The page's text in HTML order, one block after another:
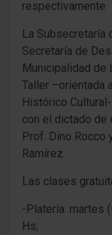
respectivamente
La Subsecretaría
Secretaría de
Municipalidad de
Taller –orientada
Histórico
con el dictado de
Prof. Dino Rocco
Ramírez.
Las clases
-Platería: martes
Hs;